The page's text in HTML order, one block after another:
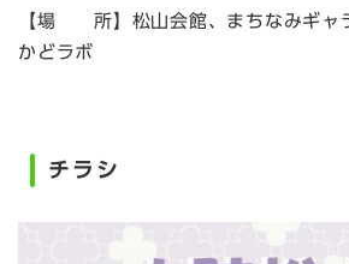
【場 所】松山会館、まちなみギャ
かどラボ
チラシ